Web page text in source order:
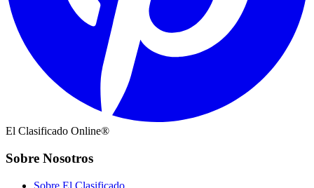
El Clasificado Online®
Sobre Nosotros
Sobre El Clasificado